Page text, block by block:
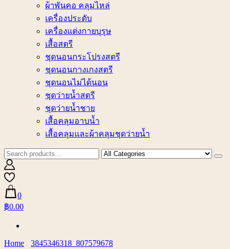
ผ้าพันคอ คลุมไหล่
เครื่องประดับ
เครื่องแต่งกายบุรุษ
เสื้อสตรี
ชุดนอนกระโปรงสตรี
ชุดนอนกางเกงสตรี
ชุดนอนไม่ได้นอน
ชุดว่ายน้ำสตรี
ชุดว่ายน้ำชาย
เสื้อคลุมอาบน้ำ
เสื้อคลุมและผ้าคลุมชุดว่ายน้ำ
0
฿0.00
Home 3845346318_807579678